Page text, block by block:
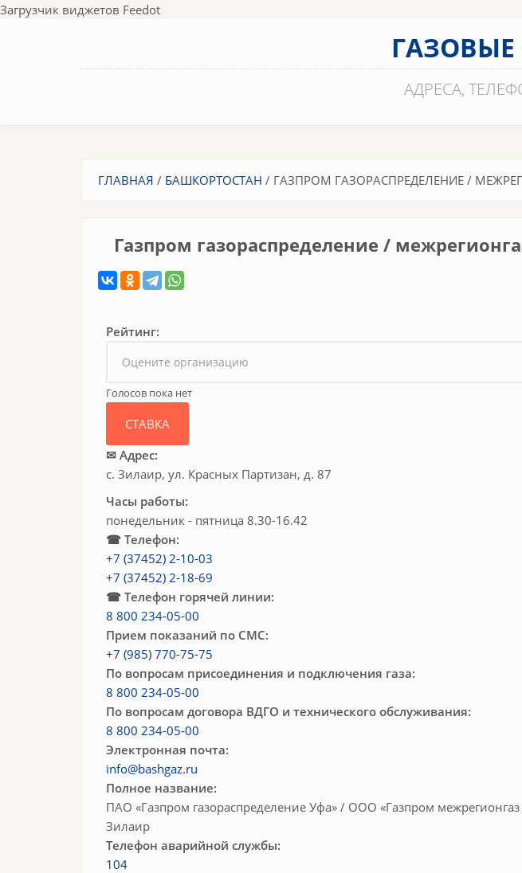
Перейти к основному содержанию
Загрузчик виджетов Feedot
АДРЕСА,
Вы здесь
ГЛАВНАЯ / БАШКОРТОСТАН / ГАЗПРОМ ГАЗОРАСПРЕДЕЛЕНИЕ /
Газпром газораспределение /
Рейтинг:
Голосов пока нет
✉ Адрес:
с. Зилаир, ул. Красных Партизан, д. 87
Часы работы:
понедельник - пятница 8.30-16.42
☎ Телефон:
+7 (37452) 2-10-03
+7 (37452) 2-18-69
☎ Телефон горячей линии:
8 800 234-05-00
Прием показаний по СМС:
+7 (985) 770-75-75
По вопросам присоединения и подключения газа:
8 800 234-05-00
По вопросам договора ВДГО и технического обслуживания:
8 800 234-05-00
Электронная почта:
info@bashgaz.ru
Полное название:
ПАО «Газпром газораспределение Уфа» / ООО «Газпром
Зилаир
Телефон аварийной службы:
104